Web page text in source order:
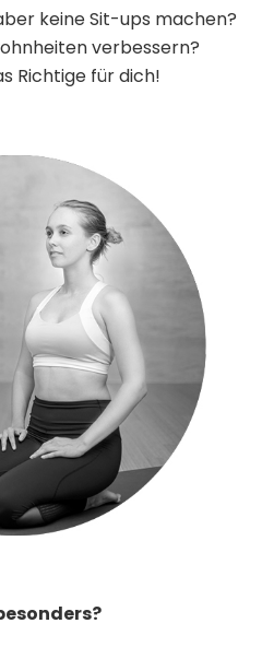
keine Sit-ups machen?
verbessern?
Richtige für dich!